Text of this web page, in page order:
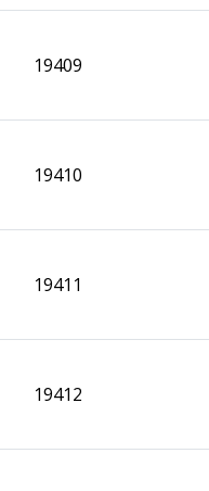
19409
19410
19411
19412